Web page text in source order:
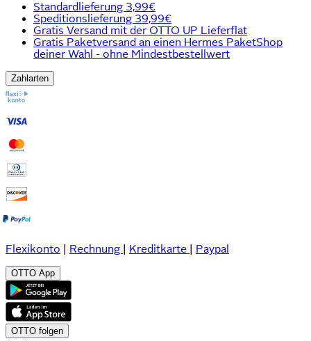
Standardlieferung 3,99€
Speditionslieferung 39,99€
Gratis Versand mit der OTTO UP Lieferflat
Gratis Paketversand an einen Hermes PaketShop
deiner Wahl - ohne Mindestbestellwert
Zahlarten
Flexikonto Rechnung Kreditkarte Paypal
OTTO App
OTTO folgen